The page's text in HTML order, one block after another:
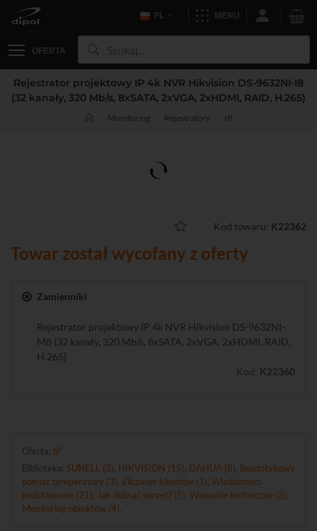
PL MENU
OFERTA
Rejestrator projektowy IP 4k NVR Hikvision DS-9632NI-I8
(32 kanały, 320 Mb/s, 8xSATA, 2xVGA, 2xHDMI, RAID, H.265)
Monitoring Rejestratory IP
Kod towaru: K22362
Towar został wycofany z oferty
Zamienniki
Rejestrator projektowy IP 4k NVR Hikvision DS-9632NI-
M8 (32 kanały, 320 Mb/s, 8xSATA, 2xVGA, 2xHDMI, RAID,
H.265)
Kod: K22360
Oferta: IP
Biblioteka: SUNELL (3) HIKVISION (15) DAHUA (8) Bezdotykowy
pomiar temperatury (3) Zliczanie klientów (1) Wiadomości
podstawowe (21)
Jak dobrać sprzęt? (5) Wsparcie techniczne (3)
Monitoring obiektów (4)